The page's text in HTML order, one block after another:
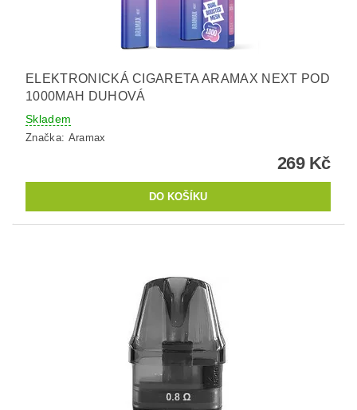
ELEKTRONICKÁ CIGARETA ARAMAX NEXT POD
1000MAH DUHOVÁ
Skladem
Značka: Aramax
269 Kč